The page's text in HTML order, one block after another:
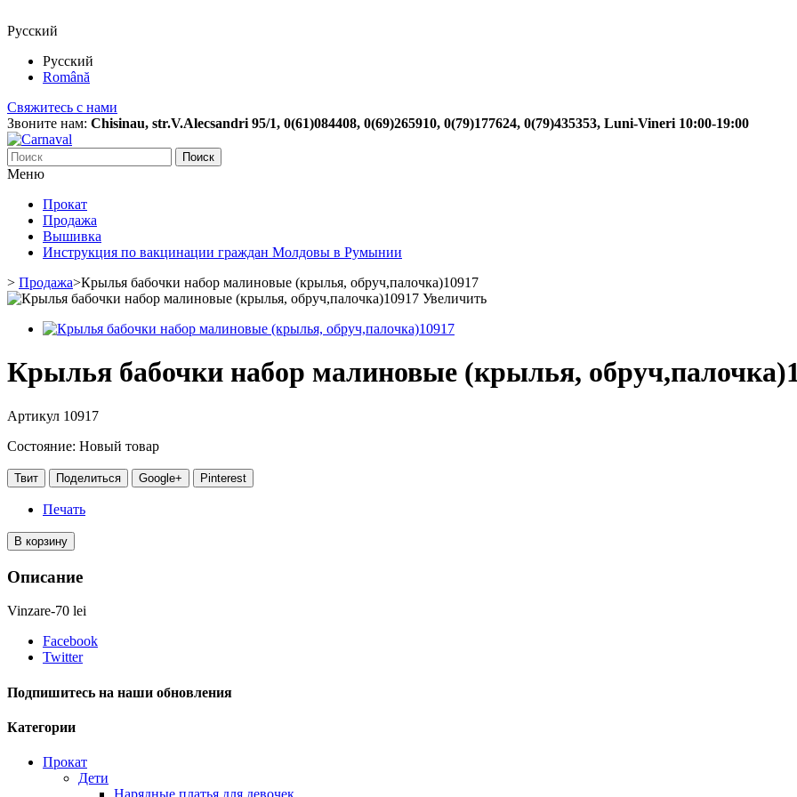
Русский
Русский
Română
Свяжитесь с нами
Звоните нам: Chisinau, str.V.Alecsandri 95/1, 0(61)084408, 0(69)265910, 0(79)177624, 0(79)435353, Luni-Vineri 10:00-19:00
Поиск
Меню
Прокат
Продажа
Вышивка
Инструкция по вакцинации граждан Молдовы в Румынии
> Продажа>Крылья бабочки набор малиновые (крылья, обруч,палочка)10917
Увеличить
Крылья бабочки набор малиновые (крылья,
Артикул 10917
Состояние: Новый товар
Твит Поделиться Google+ Pinterest
Печать
В корзину
Описание
Vinzare-70 lei
Facebook
Twitter
Подпишитесь на наши обновления
Категории
Прокат
Дети